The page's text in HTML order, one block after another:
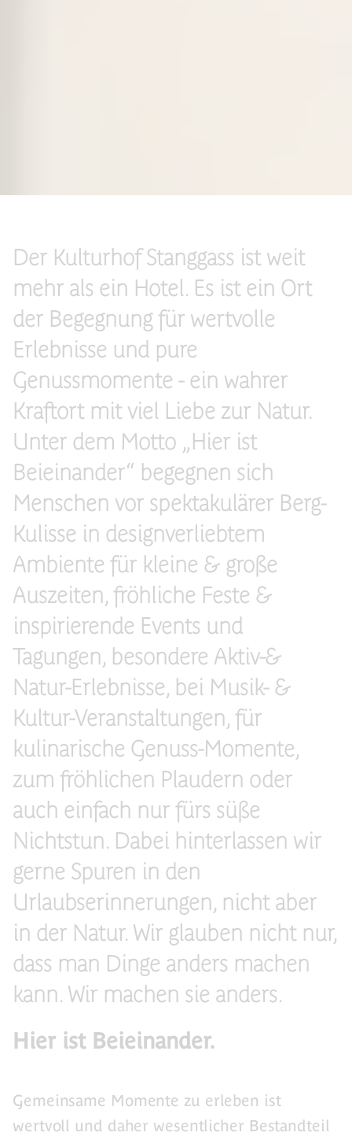
Der Kulturhof Stanggass ist weit
mehr als ein Hotel. Es ist ein Ort
der Begegnung für wertvolle
Erlebnisse und pure
Genussmomente - ein wahrer
Kraftort mit viel Liebe zur Natur.
Unter dem Motto „Hier ist
Beieinander“ begegnen sich
Menschen vor spektakulärer Berg-
Kulisse in designverliebtem
Ambiente für kleine & große
Auszeiten, fröhliche Feste &
inspirierende Events und
Tagungen, besondere Aktiv-&
Natur-Erlebnisse, bei Musik- &
Kultur-Veranstaltungen, für
kulinarische Genuss-Momente,
zum fröhlichen Plaudern oder
auch einfach nur fürs süße
Nichtstun. Dabei hinterlassen wir
gerne Spuren in den
Urlaubserinnerungen, nicht aber
in der Natur. Wir glauben nicht nur,
dass man Dinge anders machen
kann. Wir machen sie anders.
Hier ist Beieinander.
Gemeinsame Momente zu erleben ist
wertvoll und daher wesentlicher Bestandteil